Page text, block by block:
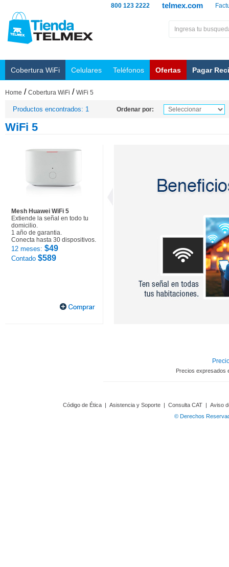
telmex.com
800 123 2222
Cobertura WiFi Celulares Teléfonos Ofertas Pagar
Home / Cobertura WiFi / WiFi 5
Productos encontrados: 1 Ordenar por:
WiFi 5
Mesh Huawei WiFi 5
Extiende la señal en todo tu
domicilio.
1 año de garantia.
Conecta hasta 30 dispositivos.
12 meses: $49
Contado $589
Precios expresados
Código de Ética | Asistencia y Soporte | Consulta CAT | Aviso
© Derechos